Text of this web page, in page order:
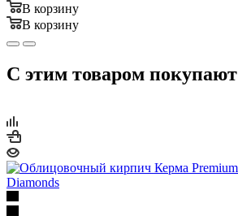
В корзину
В корзину
С этим товаром покупают